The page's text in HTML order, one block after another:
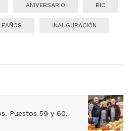
ANIVERSARIO BIC
INAUGURACIÓN
Puestos 59 y 60.